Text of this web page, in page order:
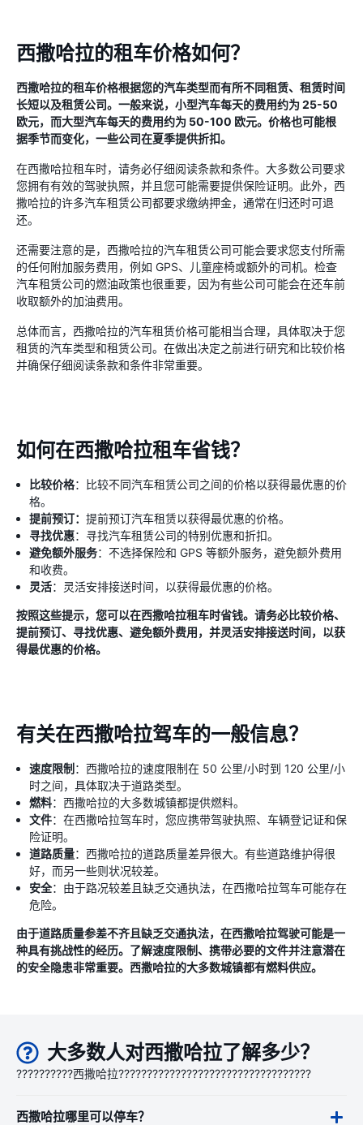
西撒哈拉的租车价格如何？
西撒哈拉的租车价格根据您的汽车类型而有所不同租赁、租赁时间
长短以及租赁公司。一般来说，小型汽车每天的费用约为 25-50
欧元，而大型汽车每天的费用约为 50-100 欧元。价格也可能根
据季节而变化，一些公司在夏季提供折扣。
在西撒哈拉租车时，请务必仔细阅读条款和条件。大多数公司要求
您拥有有效的驾驶执照，并且您可能需要提供保险证明。此外，西
撒哈拉的许多汽车租赁公司都要求缴纳押金，通常在归还时可退
还。
还需要注意的是，西撒哈拉的汽车租赁公司可能会要求您支付所需
的任何附加服务费用，例如 GPS、儿童座椅或额外的司机。检查
汽车租赁公司的燃油政策也很重要，因为有些公司可能会在还车前
收取额外的加油费用。
总体而言，西撒哈拉的汽车租赁价格可能相当合理，具体取决于您
租赁的汽车类型和租赁公司。在做出决定之前进行研究和比较价​​格
并确保仔细阅读条款和条件非常重要。
如何在西撒哈拉租车省钱？
比较价格：比较不同汽车租赁公司之间的价格以获得最优惠的价
格。
提前预订： 提前预订汽车租赁以获得最优惠的价格。
寻找优惠：寻找汽车租赁公司的特别优惠和折扣。
避免额外服务：不选择保险和 GPS 等额外服务，避免额外费用
和收费。
灵活：灵活安排接送时间，以获得最优惠的价格。
按照这些提示，您可以在西撒哈拉租车时省钱。请务必比较价格、
提前预订、寻找优惠、避免额外费用，并灵活安排接送时间，以获
得最优惠的价格。
有关在西撒哈拉驾车的一般信息？
速度限制 ：西撒哈拉的速度限制在 50 公里/小时到 120 公里/小
时之间，具体取决于道路类型。
燃料：西撒哈拉的大多数城镇都提供燃料。
文件：在西撒哈拉驾车时，您应携带驾驶执照、车辆登记证和保
险证明。
道路质量：西撒哈拉的道路质量差异很大。有些道路维护得很
好，而另一些则状况较差。
安全：由于路况较差且缺乏交通执法，在西撒哈拉驾车可能存在
危险。
由于道路质量参差不齐且缺乏交通执法，在西撒哈拉驾驶可能是一
种具有挑战性的经历。了解速度限制、携带必要的文件并注意潜在
的安全隐患非常重要。西撒哈拉的大多数城镇都有燃料供应。
大多数人对西撒哈拉了解多少？
??????????西撒哈拉??????????????????????????????????
西撒哈拉哪里可以停车？